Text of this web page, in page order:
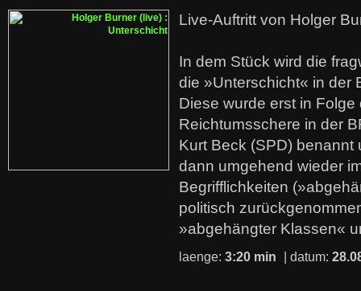
Live-Auftritt von Holger
In dem Stück wird die
die »Unterschicht« in der
Diese wurde erst in
Reichtumsschere in der
Kurt Beck (SPD)
dann umgehend wieder
Begrifflichkeiten
politisch
»abgehängter Klassen«
laenge: 3:20 min | datum: